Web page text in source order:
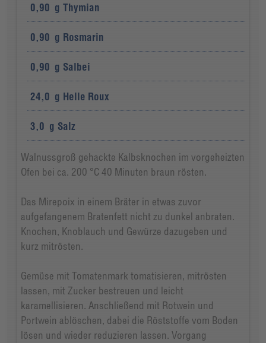
0,90 g Thymian
0,90 g Rosmarin
0,90 g Salbei
24,0 g Helle Roux
3,0 g Salz
Walnussgroß gehackte Kalbsknochen im vorgeheizten
Ofen bei ca. 200 °C 40 Minuten braun rösten.
Das Mirepoix in einem Bräter in etwas zuvor
aufgefangenem Bratenfett nicht zu dunkel anbraten.
Knochen, Knoblauch und Gewürze dazugeben und
kurz mitrösten.
Gemüse mit Tomatenmark tomatisieren, mitrösten
lassen, mit Zucker bestreuen und leicht
karamellisieren. Anschließend mit Rotwein und
Portwein ablöschen, dabei die Röststoffe vom Boden
lösen und wieder reduzieren lassen. Vorgang